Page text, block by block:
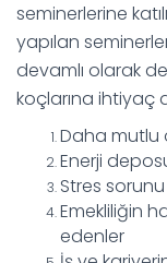
seminerlerine
yapılan
devamlı olarak
koçlarına ihtiyaç
Daha mutlu
Enerji
Stres
Emekliliğin
edenler